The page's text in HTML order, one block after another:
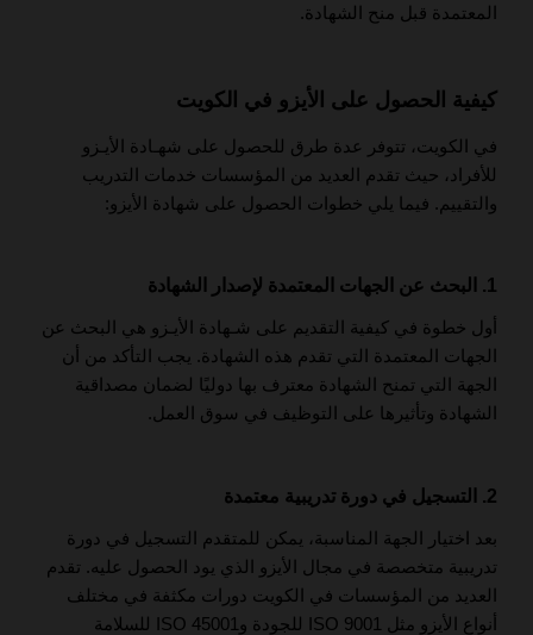
المعتمدة قبل منح الشهادة.
كيفية الحصول على الأيزو في الكويت
في الكويت، تتوفر عدة طرق للحصول على شهـادة الأيـزو
للأفراد، حيث تقدم العديد من المؤسسات خدمات التدريب
والتقييم. فيما يلي خطوات الحصول على شهادة الأيزو:
1. البحث عن الجهات المعتمدة لإصدار الشهادة
أول خطوة في كيفية التقديم على شـهادة الأيـزو هي البحث عن
الجهات المعتمدة التي تقدم هذه الشهادة. يجب التأكد من أن
الجهة التي تمنح الشهادة معترف بها دوليًا لضمان مصداقية
الشهادة وتأثيرها على التوظيف في سوق العمل.
2. التسجيل في دورة تدريبية معتمدة
بعد اختيار الجهة المناسبة، يمكن للمتقدم التسجيل في دورة
تدريبية متخصصة في مجال الأيزو الذي يود الحصول عليه. تقدم
العديد من المؤسسات في الكويت دورات مكثفة في مختلف
أنواع الأيزو مثل ISO 9001 للجودة وISO 45001 للسلامة